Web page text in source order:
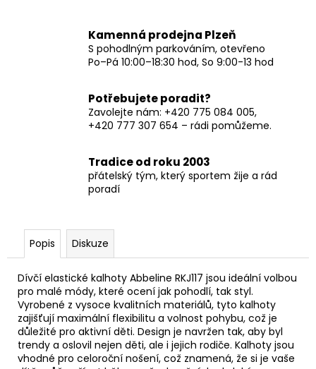
Kamenná prodejna Plzeň
S pohodlným parkováním, otevřeno
Po–Pá 10:00–18:30 hod, So 9:00-13 hod
Potřebujete poradit?
Zavolejte nám: +420 775 084 005,
+420 777 307 654 – rádi pomůžeme.
Tradice od roku 2003
přátelský tým, který sportem žije a rád
poradí
Popis Diskuze
Dívčí elastické kalhoty Abbeline RKJ117 jsou ideální volbou
pro malé módy, které ocení jak pohodlí, tak styl.
Vyrobené z vysoce kvalitních materiálů, tyto kalhoty
zajišťují maximální flexibilitu a volnost pohybu, což je
důležité pro aktivní děti. Design je navržen tak, aby byl
trendy a oslovil nejen děti, ale i jejich rodiče. Kalhoty jsou
vhodné pro celoroční nošení, což znamená, že si je vaše